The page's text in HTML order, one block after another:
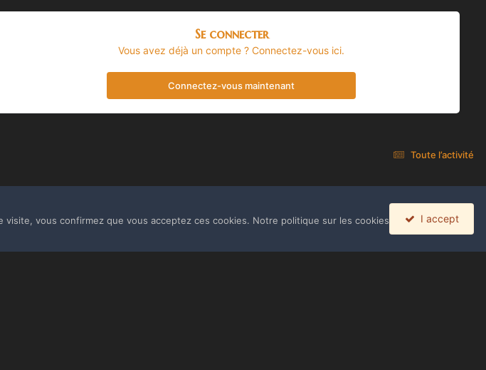
Se connecter
Vous avez déjà un compte ? Connectez-vous ici.
Connectez-vous maintenant
Toute l’activité
vous confirmez que vous acceptez ces cookies. Notre politique sur les cookies
I accept